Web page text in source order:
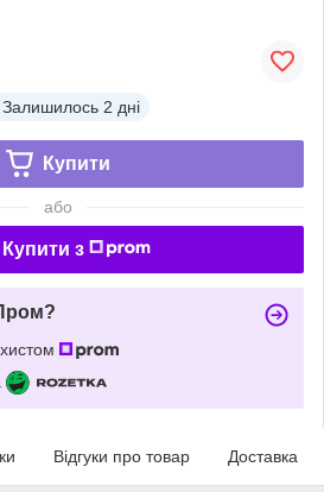
Залишилось 2 дні
Купити
або
Купити з
Відгуки про товар Доставка